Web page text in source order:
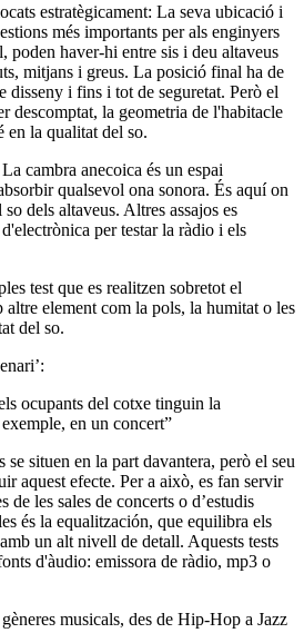
estratègicament: La seva ubicació i
més importants per als enginyers
poden haver-hi entre sis i deu altaveus
mitjans i greus. La posició final ha de
disseny i fins i tot de seguretat. Però el
descomptat, la geometria de l'habitacle
en la qualitat del so.
cambra anecoica és un espai
qualsevol ona sonora. És aquí on
dels altaveus. Altres assajos es
per testar la ràdio i els
test que es realitzen sobretot el
altre element com la pols, la humitat o les
del so.
ocupants del cotxe tinguin la
en un concert”
se situen en la part davantera, però el seu
aquest efecte. Per a això, es fan servir
de les sales de concerts o d’estudis
és la equalitzación, que equilibra els
un alt nivell de detall. Aquests tests
d'àudio: emissora de ràdio, mp3 o
musicals, des de Hip-Hop a Jazz